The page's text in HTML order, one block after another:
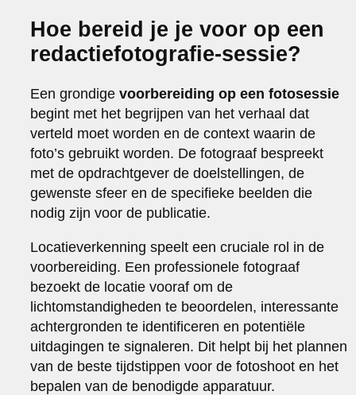
Hoe bereid je je voor op een
redactiefotografie-sessie?
Een grondigevoorbereiding op een fotosessie
begint met het begrijpen van het verhaal dat
verteld moet worden en de context waarin de
foto’s gebruikt worden. De fotograaf bespreekt
met de opdrachtgever de doelstellingen, de
gewenste sfeer en de specifieke beelden die
nodig zijn voor de publicatie.
Locatieverkenning speelt een cruciale rol in de
voorbereiding. Een professionele fotograaf
bezoekt de locatie vooraf om de
lichtomstandigheden te beoordelen, interessante
achtergronden te identificeren en potentiële
uitdagingen te signaleren. Dit helpt bij het plannen
van de beste tijdstippen voor de fotoshoot en het
bepalen van de benodigde apparatuur.